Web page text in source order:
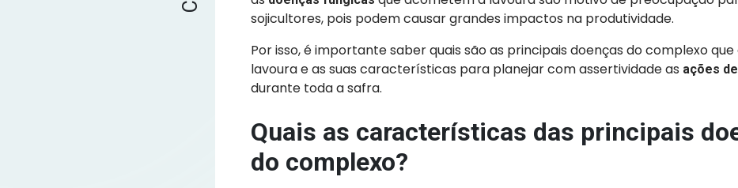
sojicultores, pois podem causar grandes impactos na produtividade.
Por isso, é importante saber quais são as principais doenças do complexo
lavoura e as suas características para planejar com assertividade as ações
durante toda a safra.
Quais as características das principais
do complexo?